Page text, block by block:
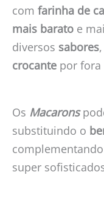
com farinha de
mais barato e
diversos sabores,
crocante por fora
Os Macarons
substituindo o
super